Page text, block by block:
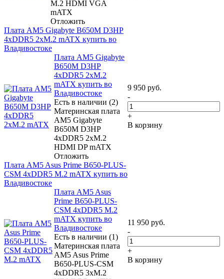
M.2 HDMI VGA
mATX
Отложить
Плата AM5 Gigabyte B650M D3HP
4xDDR5 2xM.2 mATX купить во
Владивостоке
Плата AM5 Gigabyte
B650M D3HP
4xDDR5 2xM.2
mATX купить во
Владивостоке
Есть в наличии (2)
Материнская плата
AM5 Gigabyte
B650M D3HP
4xDDR5 2xM.2
HDMI DP mATX
Отложить
9 950 руб.
-
+
В корзину
Плата AM5 Asus Prime B650-PLUS-
CSM 4xDDR5 M.2 mATX купить во
Владивостоке
Плата AM5 Asus
Prime B650-PLUS-
CSM 4xDDR5 M.2
mATX купить во
Владивостоке
Есть в наличии (1)
Материнская плата
AM5 Asus Prime
B650-PLUS-CSM
4xDDR5 3xM.2
11 950 руб.
-
+
В корзину